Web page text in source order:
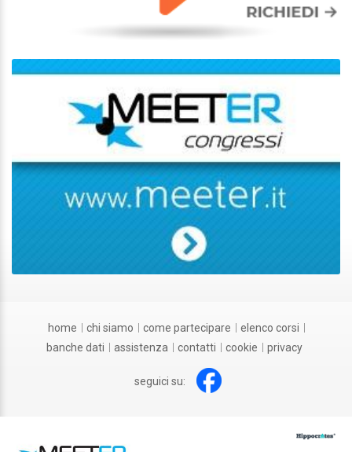
home chi siamo come partecipare
elenco corsi
banche dati
assistenza contatti cookie privacy
seguici su: